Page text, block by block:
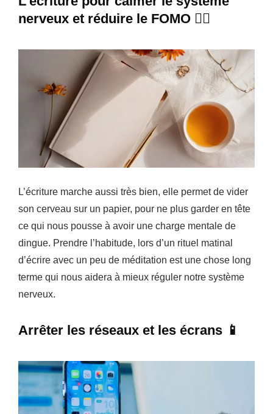
nerveux et réduire le FOMO ✍🏻
L’écriture marche aussi très bien, elle permet de vider
son cerveau sur un papier, pour ne plus garder en tête
ce qui nous pousse à avoir une charge mentale de
dingue. Prendre l’habitude, lors d’un rituel matinal
d’écrire avec un peu de méditation est une chose long
terme qui nous aidera à mieux réguler notre système
nerveux.
Arrêter les réseaux et les écrans 📱